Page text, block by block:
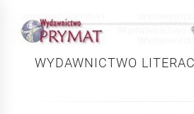
content
WYDAWNICTWO